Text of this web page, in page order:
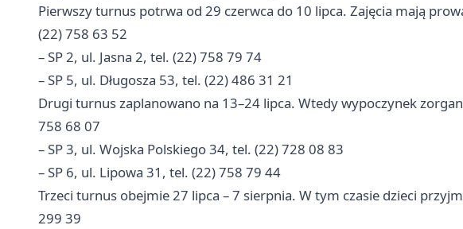
Pierwszy turnus potrwa od 29 czerwca do 10 lipca. Zajęcia mają
(22) 758 63 52
– SP 2, ul. Jasna 2, tel. (22) 758 79 74
– SP 5, ul. Długosza 53, tel. (22) 486 31 21
Drugi turnus zaplanowano na 13–24 lipca. Wtedy wypoczynek
758 68 07
– SP 3, ul. Wojska Polskiego 34, tel. (22) 728 08 83
– SP 6, ul. Lipowa 31, tel. (22) 758 79 44
Trzeci turnus obejmie 27 lipca – 7 sierpnia. W tym czasie dzieci
299 39